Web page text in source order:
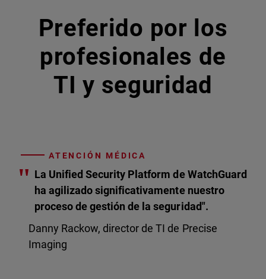
Preferido por los
profesionales de
TI y seguridad
ATENCIÓN MÉDICA
" La Unified Security Platform de WatchGuard
ha agilizado significativamente nuestro
proceso de gestión de la seguridad".
Danny Rackow, director de TI de Precise
Imaging